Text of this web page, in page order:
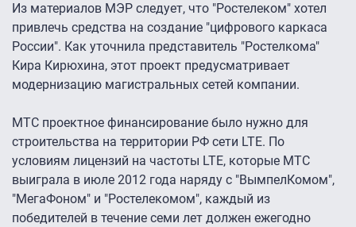
Из материалов МЭР следует, что "Ростелеком" хотел
привлечь средства на создание "цифрового каркаса
России". Как уточнила представитель "Ростелкома"
Кира Кирюхина, этот проект предусматривает
модернизацию магистральных сетей компании.
МТС проектное финансирование было нужно для
строительства на территории РФ сети LTE. По
условиям лицензий на частоты LTE, которые МТС
выиграла в июле 2012 года наряду с "ВымпелКомом",
"МегаФоном" и "Ростелекомом", каждый из
победителей в течение семи лет должен ежегодно